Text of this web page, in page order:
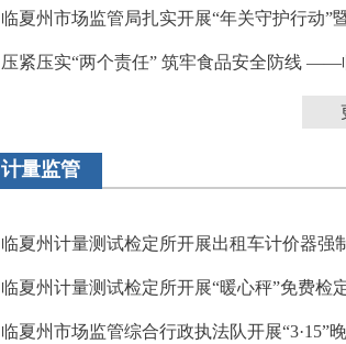
临夏州市场监管局扎实开展“年关守护行动”
计量监管
临夏州计量测试检定所开展出租车计价器强
临夏州计量测试检定所开展“暖心秤”免费检
临夏州市场监管综合行政执法队开展“3·15”